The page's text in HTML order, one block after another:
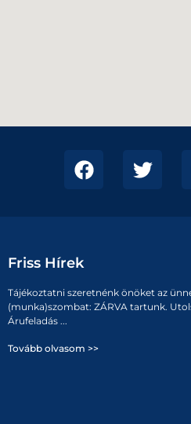
Friss Hírek
Tájékoztatni szeretnénk önöket az
(munka)szombat: ZÁRVA tartunk.
Árufeladás ...
Tovább olvasom >>